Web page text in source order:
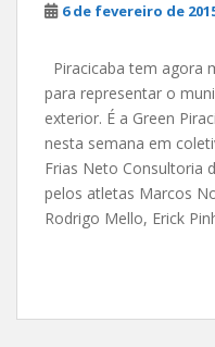
6 de fevereiro de
Piracicaba tem agora
para representar o
exterior. É a Green
nesta semana em
Frias Neto Consultoria
pelos atletas Marcos
Rodrigo Mello, Erick